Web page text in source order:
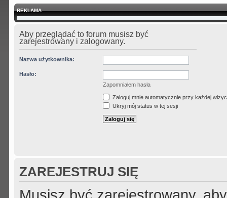
REKLAMA
Aby przeglądać to forum musisz być
zarejestrowany i zalogowany.
Nazwa użytkownika:
Hasło:
Zapomniałem hasła
Zaloguj mnie automatycznie przy każdej
Ukryj mój status w tej sesji
ZAREJESTRUJ SIĘ
Musisz być zarejestrowany,